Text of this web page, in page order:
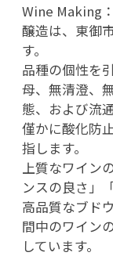
Wine Making：
醸造は、東御
す。
品種の個性を
母、無清澄、
態、および流
僅かに酸化防
指します。
上質なワイン
ンスの良さ」
高品質なブド
間中のワイン
しています。